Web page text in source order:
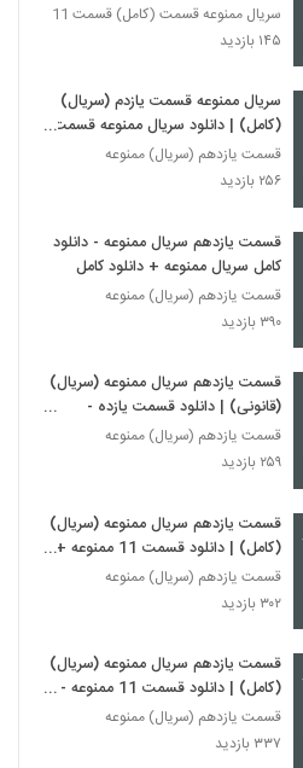
سریال ممنوعه قسمت (کامل) قسمت 11
۱۴۵ بازدید
سریال ممنوعه قسمت یازدم (سریال)
(کامل) | دانلود سریال ممنوعه قسمت
یازدهم - یادهم
قسمت یازدهم (سریال) ممنوعه
۲۵۶ بازدید
قسمت یازدهم سریال ممنوعه - دانلود
کامل سریال ممنوعه + دانلود کامل
قسمت یازدهم (سریال) ممنوعه
۳۹۰ بازدید
قسمت یازدهم سریال ممنوعه (سریال)
(قانونی) | دانلود قسمت یازده -
ممنوعه - سریال - ایرانی - کامل HD
قسمت یازدهم (سریال) ممنوعه
۲۵۹ بازدید
قسمت یازدهم سریال ممنوعه (سریال)
(کامل) | دانلود قسمت 11 ممنوعه +
سکانس زیبای ممنوعه
قسمت یازدهم (سریال) ممنوعه
۳۰۲ بازدید
قسمت یازدهم سریال ممنوعه (سریال)
(کامل) | دانلود قسمت 11 ممنوعه - با
بازی جکی جان
قسمت یازدهم (سریال) ممنوعه
۳۳۷ بازدید